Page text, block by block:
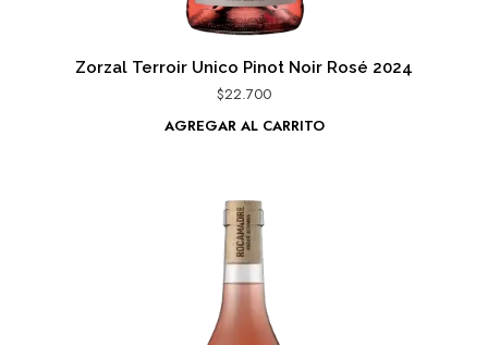
Zorzal Terroir Unico Pinot Noir Rosé 2024
$22.700
AGREGAR AL CARRITO